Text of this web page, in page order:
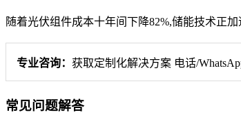
随着光伏组件成本十年间下降82%,储能技术正
专业咨询： 获取定制化解决方案 电话/
常见问题解答